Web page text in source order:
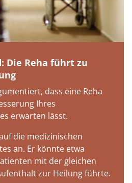
Die Reha führt zu
dass eine Reha
Ihres
erwarten lässt.
die medizinischen
an. Er könnte etwa
mit der gleichen
zur Heilung führte.